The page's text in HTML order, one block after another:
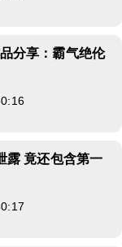
分享：霸气绝伦
露 竟还包含第一